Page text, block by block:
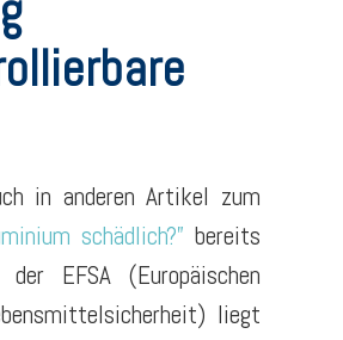
in anderen Artikel zum
schädlich?” bereits
EFSA (Europäischen
liegt